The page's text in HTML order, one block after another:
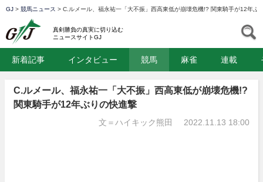
GJ > 競馬ニュース > C.ルメール、福永祐一「大不振」西高東低が崩壊危機!? 関東騎手が12年ぶ
真剣勝負の真実に切り込む
ニュースサイトGJ
新着記事 インタビュー 競馬 麻雀 連載
C.ルメール、福永祐一「大不振」西高東低が崩壊危機!?
関東騎手が12年ぶりの快進撃
文＝ハイキック熊田 2022.11.13 18:00